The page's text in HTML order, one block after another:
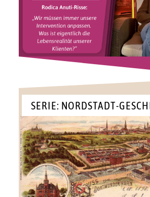
SERIE: NORDSTADT-